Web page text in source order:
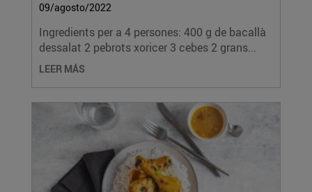
09/agosto/2022
Ingredients per a 4 persones: 400 g de bacallà
dessalat 2 pebrots xoricer 3 cebes 2 grans...
LEER MÁS